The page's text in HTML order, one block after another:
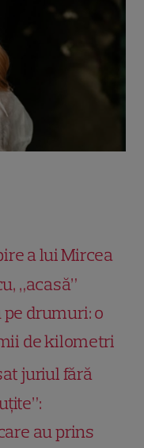
a lui Mircea
„acasă”
drumuri: o
de kilometri
juriul fără
au prins